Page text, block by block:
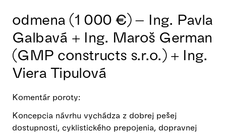
odmena (1 000 €) – Ing. Pavla
Galbavá + Ing. Maroš German
(GMP constructs s.r.o.) + Ing.
Viera Tipulová
Komentár poroty:
Koncepcia návrhu vychádza z dobrej pešej
dostupnosti, cyklistického prepojenia, dopravnej